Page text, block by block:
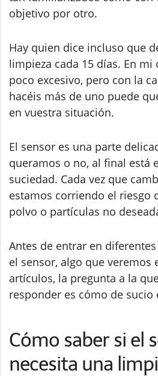
objetivo por otro.
Hay quien dice incluso que
limpieza cada 15 días. En mi
poco excesivo, pero con la
hacéis más de uno puede
en vuestra situación.
El sensor es una parte
queramos o no, al final está
suciedad. Cada vez que
estamos corriendo el riesgo
polvo o partículas no
Antes de entrar en
el sensor, algo que veremos
artículos, la pregunta a la
responder es cómo de sucio
Cómo saber si el
necesita una